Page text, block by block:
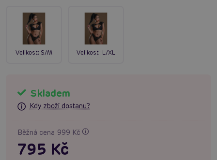
Velikost: S/M Velikost: L/XL
Skladem
Kdy zboží dostanu?
Běžná cena 999 Kč
795 Kč